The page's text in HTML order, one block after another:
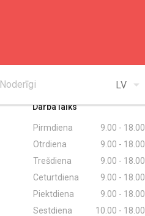
Noderīgi LV arrow_drop_down
Darba laiks
Pirmdiena
9.00 - 18.00
Otrdiena
9.00 - 18.00
Trešdiena
9.00 - 18.00
Ceturtdiena
9.00 - 18.00
Piektdiena
9.00 - 18.00
Sestdiena
10.00 - 18.00